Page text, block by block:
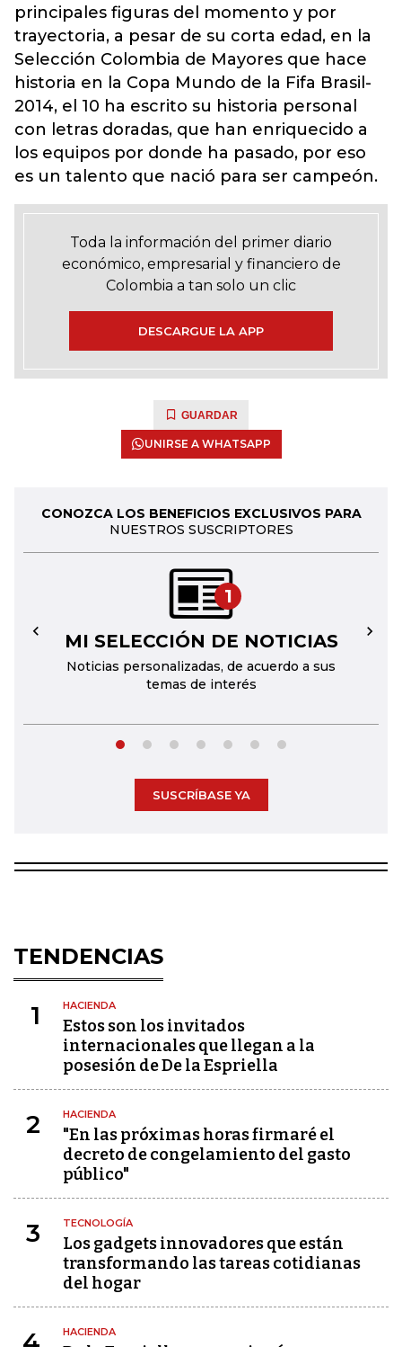
principales figuras del momento y por
trayectoria, a pesar de su corta edad, en la
Selección Colombia de Mayores que hace
historia en la Copa Mundo de la Fifa Brasil-
2014, el 10 ha escrito su historia personal
con letras doradas, que han enriquecido a
los equipos por donde ha pasado, por eso
es un talento que nació para ser campeón.
Toda la información del primer diario
económico, empresarial y financiero de
Colombia a tan solo un clic
DESCARGUE LA APP
GUARDAR
UNIRSE A WHATSAPP
CONOZCA LOS BENEFICIOS EXCLUSIVOS PARA
NUESTROS SUSCRIPTORES
1
MI SELECCIÓN DE NOTICIAS
Noticias personalizadas, de acuerdo a sus
temas de interés
← →
SUSCRÍBASE YA
TENDENCIAS
1 HACIENDA
Estos son los invitados
internacionales que llegan a la
posesión de De la Espriella
2 HACIENDA
"En las próximas horas firmaré el
decreto de congelamiento del gasto
público"
3 TECNOLOGÍA
Los gadgets innovadores que están
transformando las tareas cotidianas
del hogar
HACIENDA